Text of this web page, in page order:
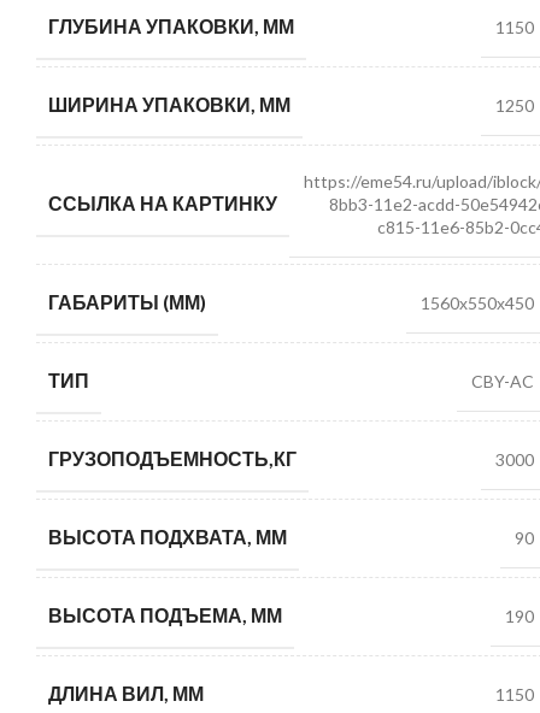
ГЛУБИНА УПАКОВКИ, ММ 1150
ШИРИНА УПАКОВКИ, ММ 1250
ССЫЛКА НА КАРТИНКУ
https://eme54.ru/upload/
8bb3-11e2-acdd-
c815-11e6-85b2-
ГАБАРИТЫ (ММ) 1560х550х450
ТИП CBY-AC
ГРУЗОПОДЪЕМНОСТЬ,КГ 3000
ВЫСОТА ПОДХВАТА, ММ 90
ВЫСОТА ПОДЪЕМА, ММ 190
ДЛИНА ВИЛ, ММ 1150